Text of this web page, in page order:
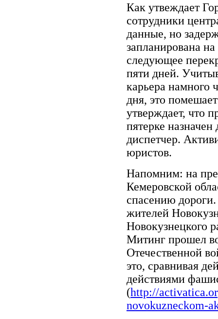
Как утвеждает
сотрудники
данные, но
запланирована
следующее
пяти дней.
карьера намного
дня, это
утверждает, что
пятерке
диспетчер.
юристов.
Напомним: на
Кемеровской
спасению
жителей
Новокузнецкого
Митинг прошел
Отечественной
это, сравнивая
действиями
(http://
novokuzneckom-